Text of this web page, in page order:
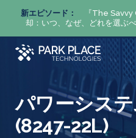
新エピソード：
『The
却：いつ、なぜ、どれを選ぶ
パワーシス
(8247-22L)